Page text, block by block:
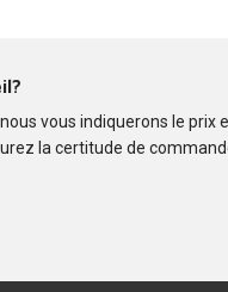
vous indiquerons le
la certitude de